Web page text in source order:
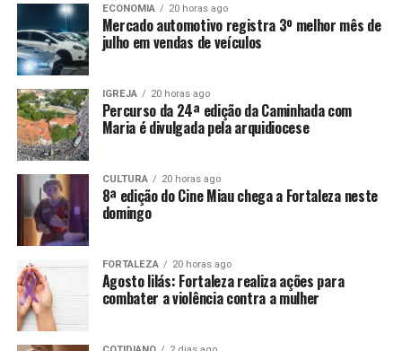
ECONOMIA 20 horas ago
Mercado automotivo registra 3º melhor mês de
julho em vendas de veículos
IGREJA 20 horas ago
Percurso da 24ª edição da Caminhada com
Maria é divulgada pela arquidiocese
CULTURA 20 horas ago
8ª edição do Cine Miau chega a Fortaleza neste
domingo
FORTALEZA 20 horas ago
Agosto lilás: Fortaleza realiza ações para
combater a violência contra a mulher